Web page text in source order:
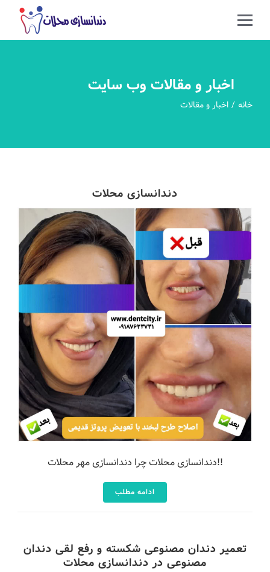
اخبار و مقالات وب سایت
خانه اخبار و مقالات
دندانسازی محلات
دندانسازی محلات چرا دندانسازی مهر محلات!!
ادامه مطلب
تعمیر دندان مصنوعی شکسته و رفع لقی دندان
مصنوعی در دندانسازی محلات